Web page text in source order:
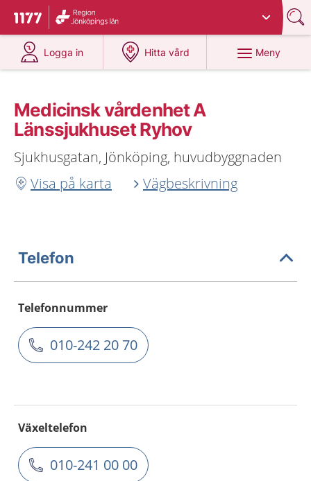
Till startsidan för 1177
Du har valt region
Logga in
på 1177.se
Hitta vård
på 1177.se
Meny
Medicinsk vårdenhet A
Länssjukhuset Ryhov
Sjukhusgatan, Jönköping, huvudbyggnaden
Visa på karta
Vägbeskrivning
Telefon
Telefonnummer
010-242 20 70
Växeltelefon
010-241 00 00